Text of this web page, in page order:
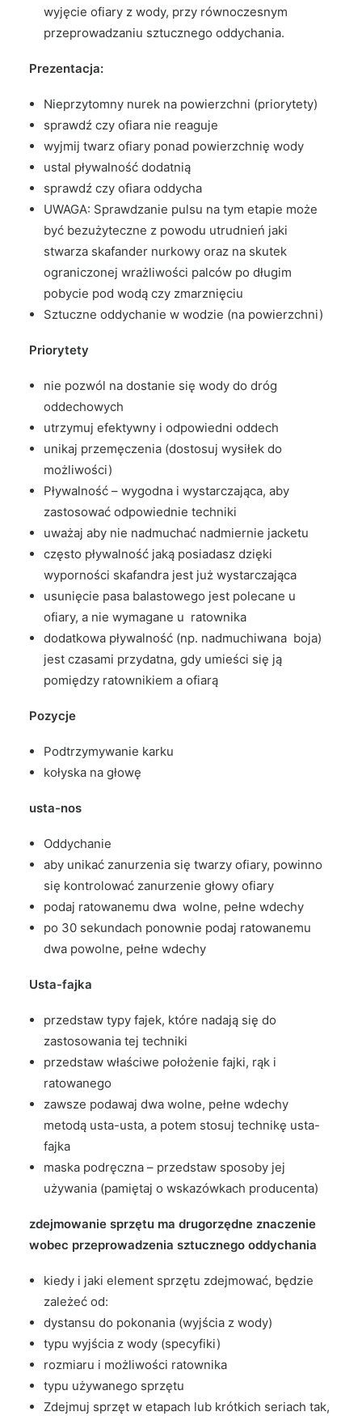
wyjęcie ofiary z wody, przy równoczesnym
przeprowadzaniu sztucznego oddychania.
Prezentacja:
Nieprzytomny nurek na powierzchni (priorytety)
sprawdź czy ofiara nie reaguje
wyjmij twarz ofiary ponad powierzchnię wody
ustal pływalność dodatnią
sprawdź czy ofiara oddycha
UWAGA: Sprawdzanie pulsu na tym etapie może
być bezużyteczne z powodu utrudnień jaki
stwarza skafander nurkowy oraz na skutek
ograniczonej wrażliwości palców po długim
pobycie pod wodą czy zmarznięciu
Sztuczne oddychanie w wodzie (na powierzchni)
Priorytety
nie pozwól na dostanie się wody do dróg
oddechowych
utrzymuj efektywny i odpowiedni oddech
unikaj przemęczenia (dostosuj wysiłek do
możliwości)
Pływalność – wygodna i wystarczająca, aby
zastosować odpowiednie techniki
uważaj aby nie nadmuchać nadmiernie jacketu
często pływalność jaką posiadasz dzięki
wyporności skafandra jest już wystarczająca
usunięcie pasa balastowego jest polecane u
ofiary, a nie wymagane u ratownika
dodatkowa pływalność (np. nadmuchiwana boja)
jest czasami przydatna, gdy umieści się ją
pomiędzy ratownikiem a ofiarą
Pozycje
Podtrzymywanie karku
kołyska na głowę
usta-nos
Oddychanie
aby unikać zanurzenia się twarzy ofiary, powinno
się kontrolować zanurzenie głowy ofiary
podaj ratowanemu dwa wolne, pełne wdechy
po 30 sekundach ponownie podaj ratowanemu
dwa powolne, pełne wdechy
Usta-fajka
przedstaw typy fajek, które nadają się do
zastosowania tej techniki
przedstaw właściwe położenie fajki, rąk i
ratowanego
zawsze podawaj dwa wolne, pełne wdechy
metodą usta-usta, a potem stosuj technikę usta-
fajka
maska podręczna – przedstaw sposoby jej
używania (pamiętaj o wskazówkach producenta)
zdejmowanie sprzętu ma drugorzędne znaczenie
wobec przeprowadzenia sztucznego oddychania
kiedy i jaki element sprzętu zdejmować, będzie
zależeć od:
dystansu do pokonania (wyjścia z wody)
typu wyjścia z wody (specyfiki)
rozmiaru i możliwości ratownika
typu używanego sprzętu
Zdejmuj sprzęt w etapach lub krótkich seriach tak,